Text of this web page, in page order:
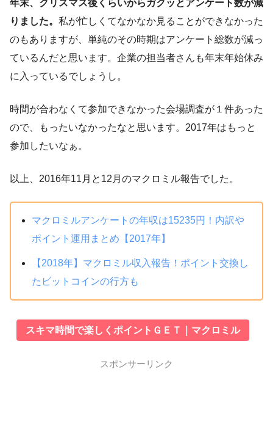
年末、クリスマス後くらいからガクッとアンケート数が減
りました。 私が忙しくてなかなか見ることができなかった
のもありますが、単純のその時期はアンケート総数が減っ
ているんだと思います。企業の担当者さんも年末年始休み
に入っているでしょうし。
時間が合わなくて参加できなかった会場調査が１件あった
ので、もったいなかったなと思います。2017年はもっと
参加したいなぁ。
以上、2016年11月と12月のマクロミル報告でした。
マクロミルアンケートの年収は15235円！内訳や
ポイント運用まとめ【2017年】
【2018年】マクロミル収入報告！ポイント交換し
たビットコインの行方も
スキマ時間で楽しくポイントＧＥＴ｜マクロミル
スポンサーリンク